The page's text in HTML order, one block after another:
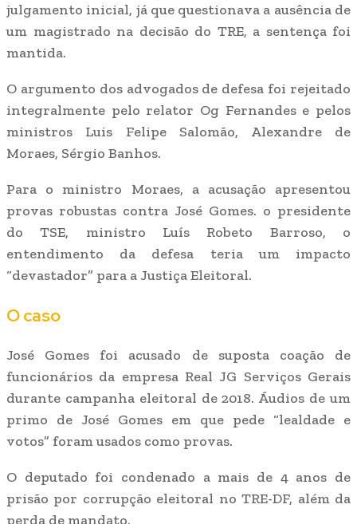
julgamento inicial, já que questionava a ausência de
um magistrado na decisão do TRE, a sentença foi
mantida.
O argumento dos advogados de defesa foi rejeitado
integralmente pelo relator Og Fernandes e pelos
ministros Luis Felipe Salomão, Alexandre de
Moraes, Sérgio Banhos.
Para o ministro Moraes, a acusação apresentou
provas robustas contra José Gomes. o presidente
do TSE, ministro Luís Robeto Barroso, o
entendimento da defesa teria um impacto
“devastador” para a Justiça Eleitoral.
O caso
José Gomes foi acusado de suposta coação de
funcionários da empresa Real JG Serviços Gerais
durante campanha eleitoral de 2018. Áudios de um
primo de José Gomes em que pede “lealdade e
votos” foram usados como provas.
O deputado foi condenado a mais de 4 anos de
prisão por corrupção eleitoral no TRE-DF, além da
perda de mandato.